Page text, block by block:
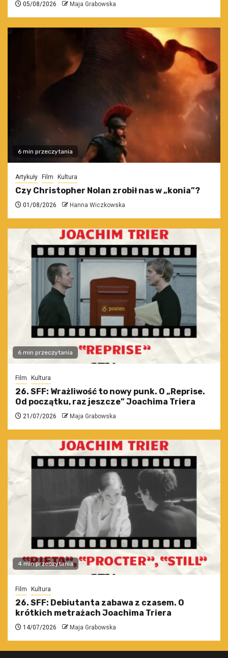
05/08/2026 Maja Grabowska
6 min przeczytania
Artykuły Film Kultura
Czy Christopher Nolan zrobił nas w „konia”?
01/08/2026 Hanna Wiczkowska
6 min przeczytania
Film Kultura
26. SFF: Wrażliwość to nowy punk. O „Reprise.
Od początku, raz jeszcze” Joachima Triera
21/07/2026 Maja Grabowska
4 min przeczytania
Film Kultura
26. SFF: Debiutanta zabawa z czasem. O
krótkich metrażach Joachima Triera
14/07/2026 Maja Grabowska